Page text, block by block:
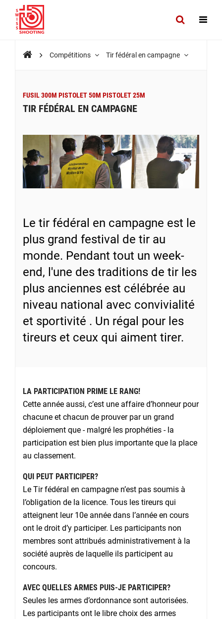
Compétitions Tir fédéral en campagne
FUSIL 300M PISTOLET 50M PISTOLET 25M
TIR FÉDÉRAL EN CAMPAGNE
Le tir fédéral en campagne est le
plus grand festival de tir au
monde. Pendant tout un week-
end, l'une des traditions de tir les
plus anciennes est célébrée au
niveau national avec convivialité
et sportivité . Un régal pour les
tireurs et ceux qui aiment tirer.
LA PARTICIPATION PRIME LE RANG!
Cette année aussi, c’est une affaire d’honneur pour
chacune et chacun de prouver par un grand
déploiement que - malgré les prophéties - la
participation est bien plus importante que la place
au classement.
QUI PEUT PARTICIPER?
Le Tir fédéral en campagne n’est pas soumis à
l’obligation de la licence. Tous les tireurs qui
atteignent leur 10e année dans l’année en cours
ont le droit d’y participer. Les participants non
membres sont attribués administrativement à la
société auprès de laquelle ils participent au
concours.
AVEC QUELLES ARMES PUIS-JE PARTICIPER?
Seules les armes d’ordonnance sont autorisées.
Les participants ont le libre choix des armes